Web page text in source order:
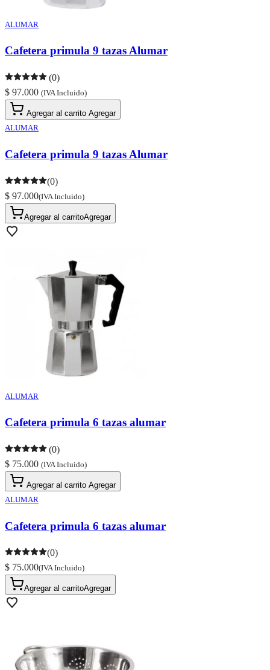
ALUMAR
Cafetera primula 9 tazas Alumar
(0)
$ 97.000 (IVA Incluido)
Agregar al carrito Agregar
ALUMAR
Cafetera primula 9 tazas Alumar
(0)
$ 97.000(IVA Incluido)
Agregar al carritoAgregar
ALUMAR
Cafetera primula 6 tazas alumar
(0)
$ 75.000 (IVA Incluido)
Agregar al carrito Agregar
ALUMAR
Cafetera primula 6 tazas alumar
(0)
$ 75.000(IVA Incluido)
Agregar al carritoAgregar